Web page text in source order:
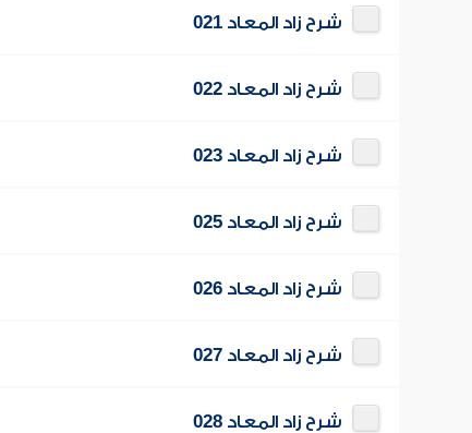
شرح زاد المعاد 021
شرح زاد المعاد 022
شرح زاد المعاد 023
شرح زاد المعاد 025
شرح زاد المعاد 026
شرح زاد المعاد 027
شرح زاد المعاد 028